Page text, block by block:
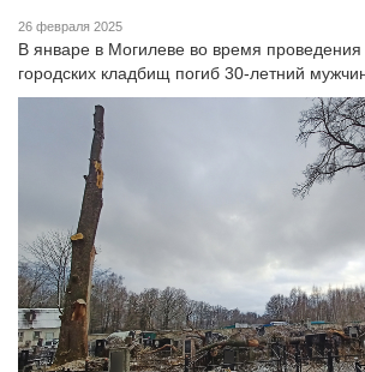
26 февраля 2025
В январе в Могилеве во время
городских кладбищ погиб 30-летний